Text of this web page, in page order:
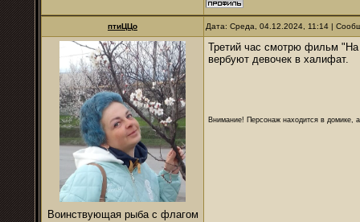
птиЦЦо Дата: Среда, 04.12.2024, 11:14 |
Воинствующая рыба с флагом
Третий час смотрю фильм "На
вербуют девочек в халифат.
Внимание! Персонаж находится в домике,